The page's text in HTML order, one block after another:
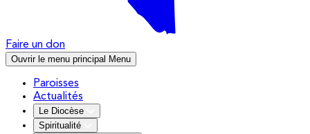
Faire un don
Ouvrir le menu principal Menu
Paroisses
Actualités
Le Diocèse
Spiritualité